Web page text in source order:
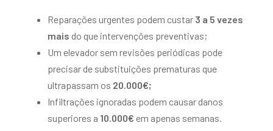
Reparações urgentes podem custar 3 a 5 vezes
mais do que intervenções preventivas;
Um elevador sem revisões periódicas pode
precisar de substituições prematuras que
ultrapassam os 20.000€;
Infiltrações ignoradas podem causar danos
superiores a 10.000€ em apenas semanas.